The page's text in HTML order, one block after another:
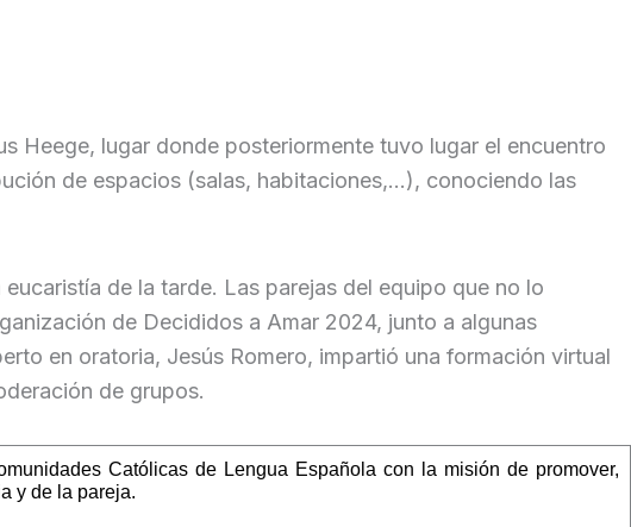
Heege, lugar donde posteriormente tuvo lugar el encuentro
de espacios (salas, habitaciones,…), conociendo las
de la tarde. Las parejas del equipo que no lo
de Decididos a Amar 2024, junto a algunas
en oratoria, Jesús Romero, impartió una formación virtual
de grupos.
Católicas de Lengua Española con la misión de promover,
y de la pareja.